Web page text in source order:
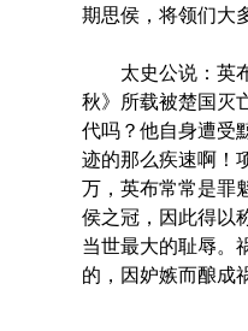
期思侯，将领们大
太史公说：英布
秋》所载被楚国灭
代吗？他自身遭受
迹的那么疾速啊！
万，英布常常是罪
侯之冠，因此得以
当世最大的耻辱。
的，因妒嫉而酿成